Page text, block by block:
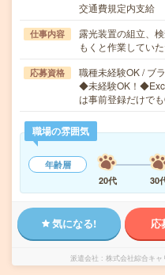
交通費規定内支給
仕事内容
露光装置の組立、
もくと作業してい
応募資格
職種未経験OK / ブ
◆未経験OK！
は事前登録だけで
職場の雰囲気
年齢層
20代
30
気になる! 応
派遣会社 株式会社綜合キ